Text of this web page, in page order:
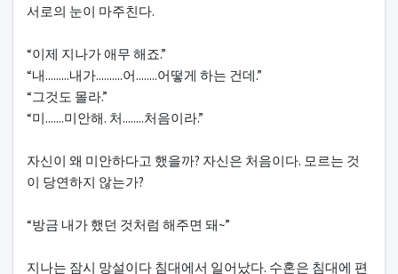
서로의 눈이 마주친다.
“이제 지나가 애무 해죠.”
“내.........내가..........어........어떻게 하는 건데.”
“그것도 몰라.”
“미.......미안해. 처........처음이라.”
자신이 왜 미안하다고 했을까? 자신은 처음이다. 모르는 것
이 당연하지 않는가?
“방금 내가 했던 것처럼 해주면 돼~”
지나는 잠시 망설이다 침대에서 일어났다. 수혼은 침대에 편